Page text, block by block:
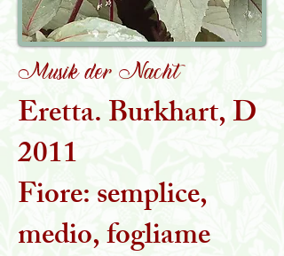
Musik der Nacht
Eretta. Burkhart, D
2011
Fiore: semplice,
medio, fogliame